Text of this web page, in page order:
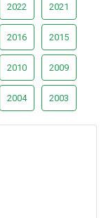
2022 2021
2016 2015
2010 2009
2004 2003